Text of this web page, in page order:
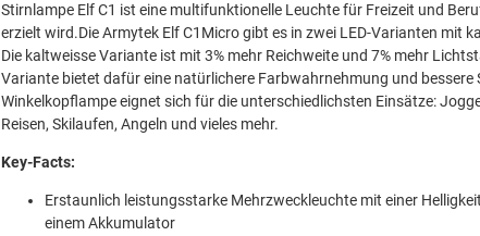
Stirnlampe Elf C1 ist eine multifunktionelle Leuchte für Freizeit und
erzielt wird.Die Armytek Elf C1Micro gibt es in zwei LED-Varianten mit
Die kaltweisse Variante ist mit 3% mehr Reichweite und 7% mehr
Variante bietet dafür eine natürlichere Farbwahrnehmung und bessere
Winkelkopflampe eignet sich für die unterschiedlichsten Einsätze:
Reisen, Skilaufen, Angeln und vieles mehr.
Key-Facts:
Erstaunlich leistungsstarke Mehrzweckleuchte mit einer
einem Akkumulator